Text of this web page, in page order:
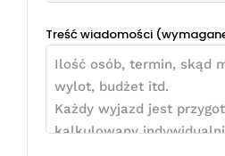
Treść wiadomości